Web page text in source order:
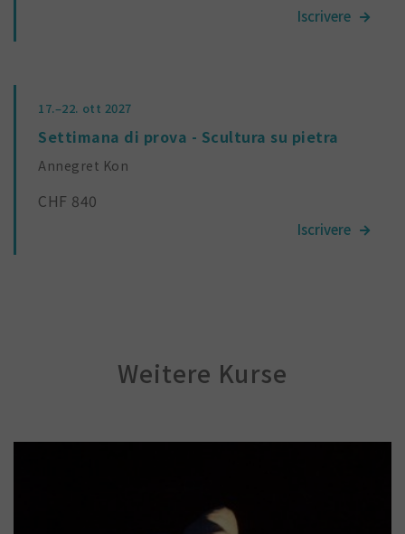
17.–22. ott 2027
Settimana di prova - Scultura su pietra
Annegret Kon
CHF 840
Weitere Kurse